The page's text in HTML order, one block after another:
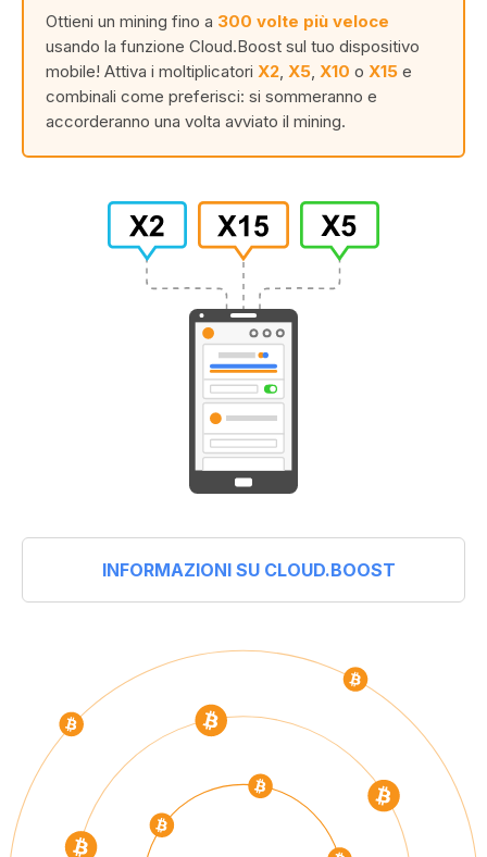
Ottieni un mining fino a 300 volte più veloce
usando la funzione Cloud.Boost sul tuo dispositivo
mobile! Attiva i moltiplicatori X2 X5 X10 o X15 e
combinali come preferisci: si sommeranno e
accorderanno una volta avviato il mining.
INFORMAZIONI SU CLOUD.BOOST